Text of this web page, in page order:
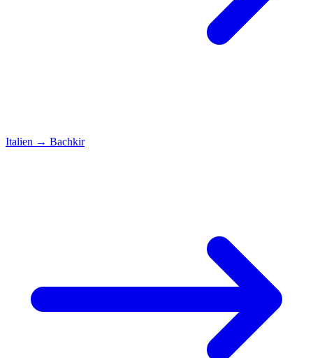
Italien → Bachkir